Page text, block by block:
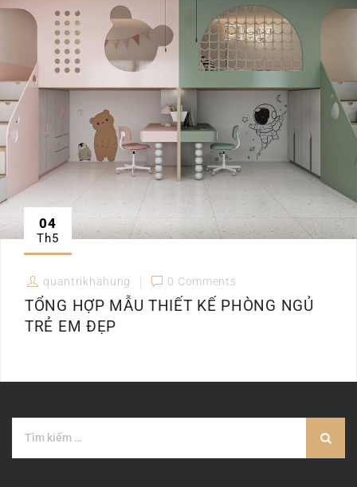
04
Th5
quantrikhahung 0 Comments
TỔNG HỢP MẪU THIẾT KẾ PHÒNG NGỦ
TRẺ EM ĐẸP